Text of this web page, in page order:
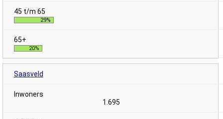
29%
20%
Saasveld
1.695